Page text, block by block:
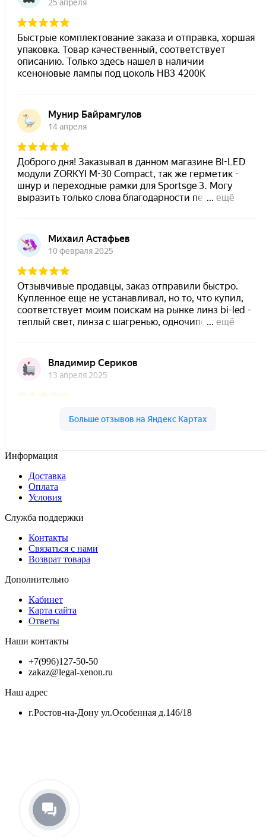
Информация
Доставка
Оплата
Условия
Служба поддержки
Контакты
Связаться с нами
Возврат товара
Дополнительно
Кабинет
Карта сайта
Ответы
Наши контакты
+7(996)127-50-50
zakaz@legal-xenon.ru
Наш адрес
г.Ростов-на-Дону ул.Особенная д.146/18